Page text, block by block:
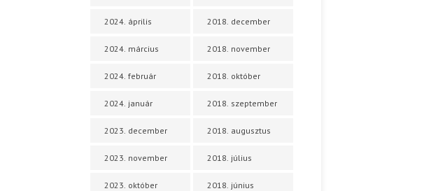
2024. április
2024. március
2024. február
2024. január
2023. december
2023. november
2023. október
2018. december
2018. november
2018. október
2018. szeptember
2018. augusztus
2018. július
2018. június